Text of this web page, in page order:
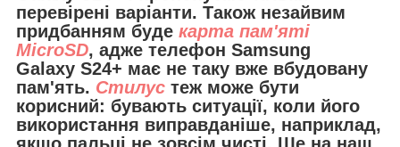
перевірені варіанти. Також незайвим
придбанням буде карта пам'яті
MicroSD, адже телефон Samsung
Galaxy S24+ має не таку вже вбудовану
пам'ять. Стилус теж може бути
корисний: бувають ситуації, коли його
використання виправданіше, наприклад,